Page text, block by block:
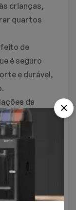
crianças,
quartos
de
é seguro
e durável,
da
móveis.
de
que é muito
de alta
e